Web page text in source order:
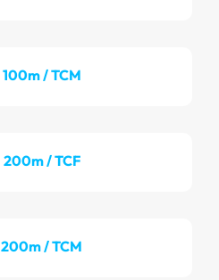
100m / TCM
200m / TCF
200m / TCM